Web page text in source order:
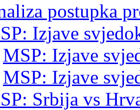
postupka
Izjave
MSP: Izjave
MSP: Izjave
Srbija vs